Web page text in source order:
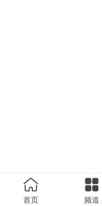
首页 频道